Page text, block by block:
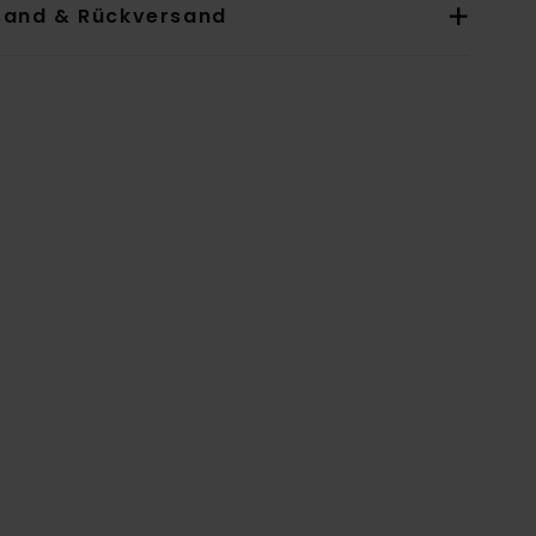
& Rückversand